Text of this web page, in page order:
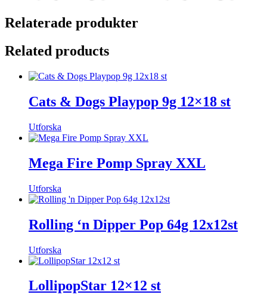
Relaterade produkter
Related products
Cats & Dogs Playpop 9g 12×18 st
Utforska
Mega Fire Pomp Spray XXL
Utforska
Rolling ‘n Dipper Pop 64g 12x12st
Utforska
LollipopStar 12×12 st